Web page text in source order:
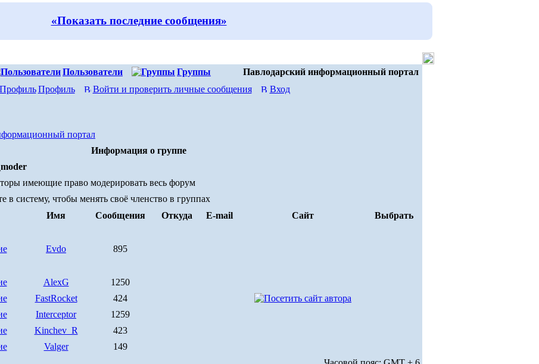
«Показать последние сообщения»
Пользователи Группы
Павлодарский информационный портал
Профиль
Войти и проверить личные сообщения
Вход
портал
Информация о группе
имеющие право модерировать весь форум
в систему, чтобы менять своё членство в группах
Имя Сообщения Откуда E-mail Сайт
Выбрать
Evdo
895
AlexG
1250
FastRocket
424
Interceptor
1259
Kinchev_R
423
Valger
149